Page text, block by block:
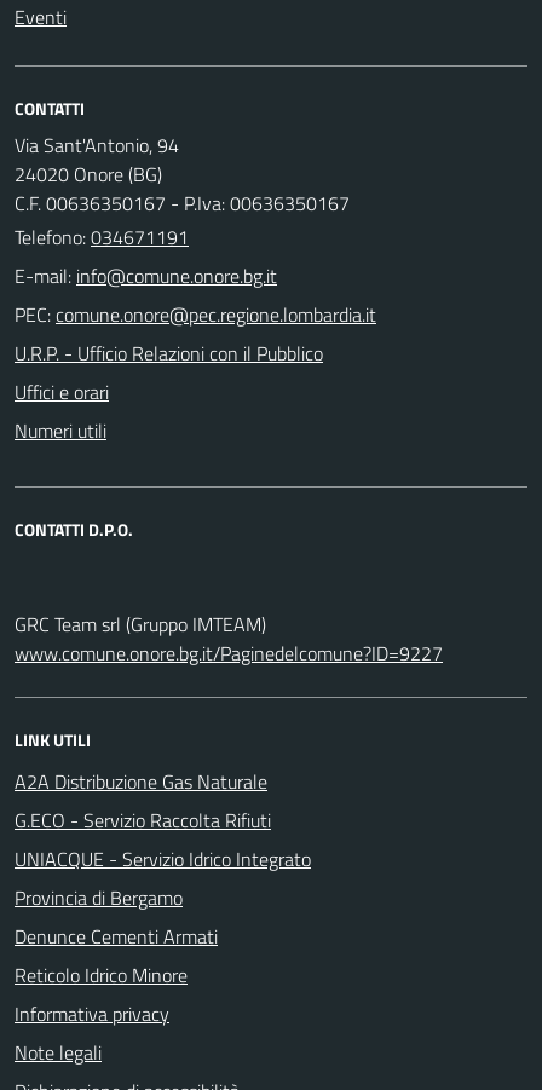
Eventi
CONTATTI
Via Sant'Antonio, 94
24020 Onore (BG)
C.F. 00636350167 - P.Iva: 00636350167
Telefono:034671191
E-mail:
PEC:
U.R.P. - Ufficio Relazioni con il Pubblico
Uffici e orari
Numeri utili
CONTATTI D.P.O.
GRC Team srl (Gruppo IMTEAM)
www.comune.onore.bg.it/Paginedelcomune?ID=9227
LINK UTILI
A2A Distribuzione Gas Naturale
G.ECO - Servizio Raccolta Rifiuti
UNIACQUE - Servizio Idrico Integrato
Provincia di Bergamo
Denunce Cementi Armati
Reticolo Idrico Minore
Informativa privacy
Note legali